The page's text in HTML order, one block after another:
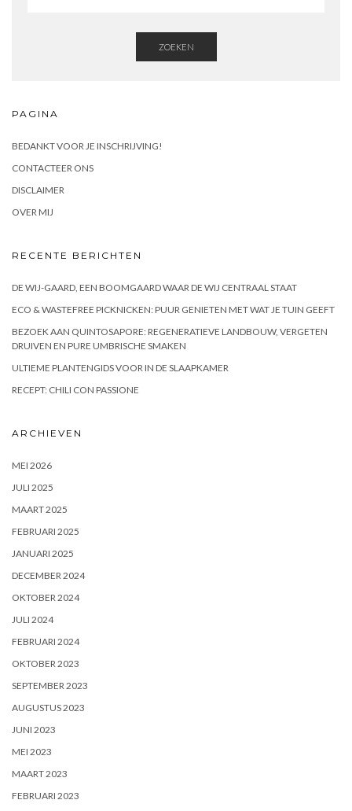
ZOEKEN
PAGINA
BEDANKT VOOR JE INSCHRIJVING!
CONTACTEER ONS
DISCLAIMER
OVER MIJ
RECENTE BERICHTEN
DE WIJ-GAARD, EEN BOOMGAARD WAAR DE WIJ CENTRAAL STAAT
ECO & WASTEFREE PICKNICKEN: PUUR GENIETEN MET WAT JE TUIN GEEFT
BEZOEK AAN QUINTOSAPORE: REGENERATIEVE LANDBOUW, VERGETEN
DRUIVEN EN PURE UMBRISCHE SMAKEN
ULTIEME PLANTENGIDS VOOR IN DE SLAAPKAMER
RECEPT: CHILI CON PASSIONE
ARCHIEVEN
MEI 2026
JULI 2025
MAART 2025
FEBRUARI 2025
JANUARI 2025
DECEMBER 2024
OKTOBER 2024
JULI 2024
FEBRUARI 2024
OKTOBER 2023
SEPTEMBER 2023
AUGUSTUS 2023
JUNI 2023
MEI 2023
MAART 2023
FEBRUARI 2023